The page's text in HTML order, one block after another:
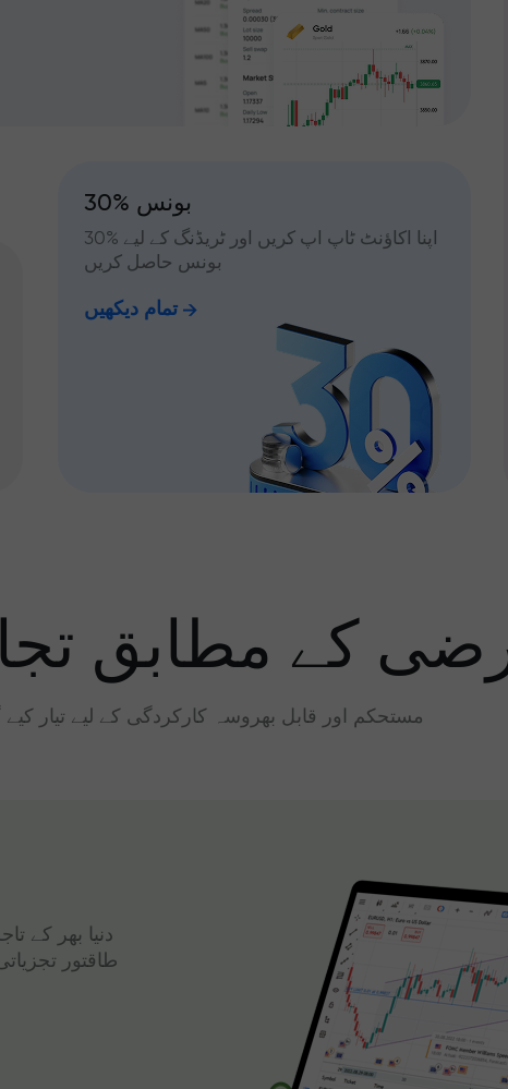
30% بونس
اپنا اکاؤنٹ ٹاپ اپ کریں اور ٹریڈنگ کے لیے %30
بونس حاصل کریں
تمام دیکھیں
کے مطابق
مستحکم اور قابل بھروسہ کارکردگی کے لیے تیار
دنیا بھر کے
طاقتور